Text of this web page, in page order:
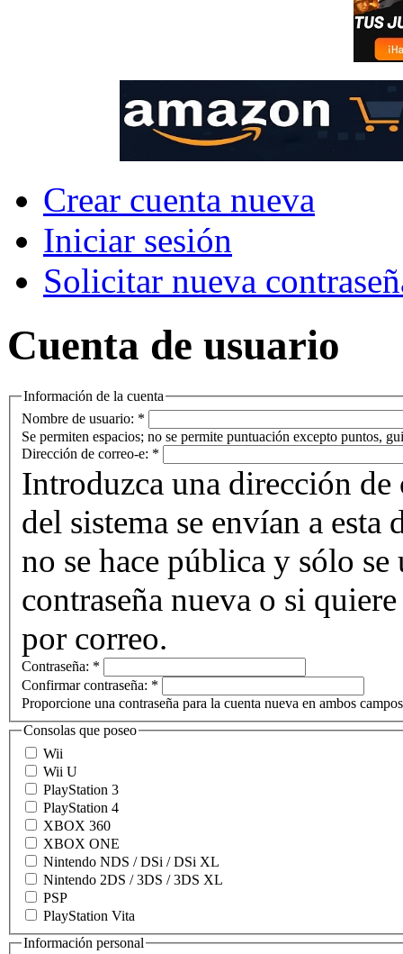
Crear cuenta nueva
Iniciar sesión
Solicitar nueva
Cuenta de usuario
Información de la cuenta
Nombre de usuario: *
Se permiten espacios; no se permite puntuación excepto puntos,
Dirección de correo-e: *
Introduzca una dirección
del sistema se envían a
no se hace pública y sólo
contraseña nueva o si
por correo.
Contraseña: *
Confirmar contraseña: *
Proporcione una contraseña para la cuenta nueva en ambos
Consolas que poseo
Wii
Wii U
PlayStation 3
PlayStation 4
XBOX 360
XBOX ONE
Nintendo NDS / DSi / DSi XL
Nintendo 2DS / 3DS / 3DS XL
PSP
PlayStation Vita
Información personal